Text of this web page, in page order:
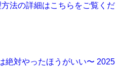
法の詳細はこちらをご覧くだ
絶対やったほうがいい〜 2025